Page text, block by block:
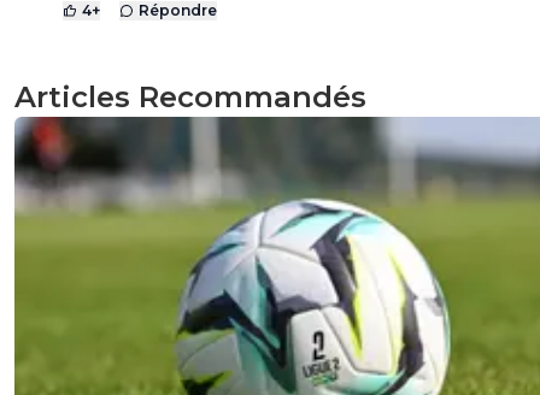
4+ Répondre
Articles Recommandés